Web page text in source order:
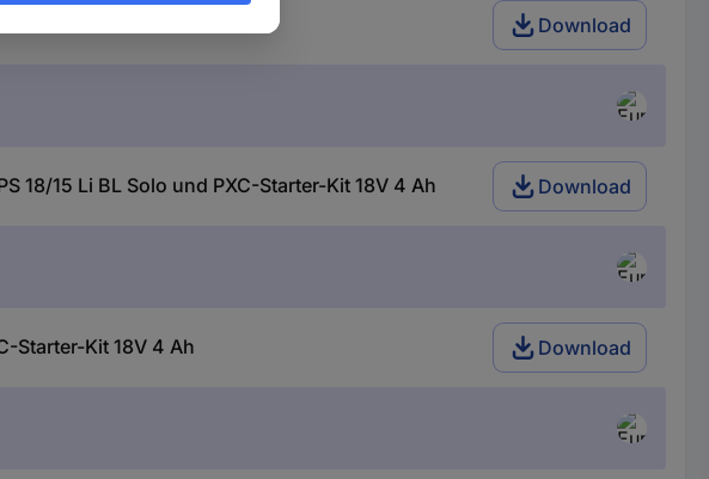
Kit 18V 4 Ah Download
18/15 Li BL Solo und PXC-Starter-Kit 18V 4 Ah Download
Starter-Kit 18V 4 Ah Download